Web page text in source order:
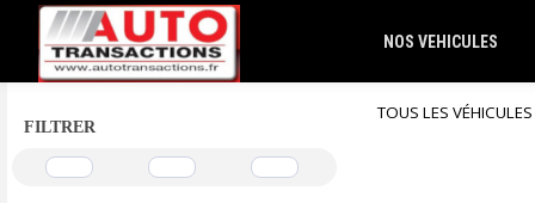
NOS VEHICULES
FILTRER
TOUS LES VÉHICULES